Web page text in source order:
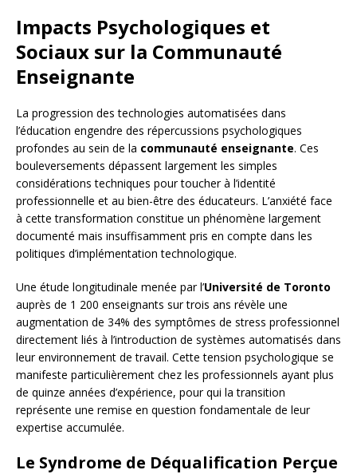
Impacts Psychologiques et
Sociaux sur la Communauté
Enseignante
La progression des technologies automatisées dans
l’éducation engendre des répercussions psychologiques
profondes au sein de la communauté enseignante. Ces
bouleversements dépassent largement les simples
considérations techniques pour toucher à l’identité
professionnelle et au bien-être des éducateurs. L’anxiété face
à cette transformation constitue un phénomène largement
documenté mais insuffisamment pris en compte dans les
politiques d’implémentation technologique.
Une étude longitudinale menée par l’Université de Toronto
auprès de 1 200 enseignants sur trois ans révèle une
augmentation de 34% des symptômes de stress professionnel
directement liés à l’introduction de systèmes automatisés dans
leur environnement de travail. Cette tension psychologique se
manifeste particulièrement chez les professionnels ayant plus
de quinze années d’expérience, pour qui la transition
représente une remise en question fondamentale de leur
expertise accumulée.
Le Syndrome de Déqualification Perçue